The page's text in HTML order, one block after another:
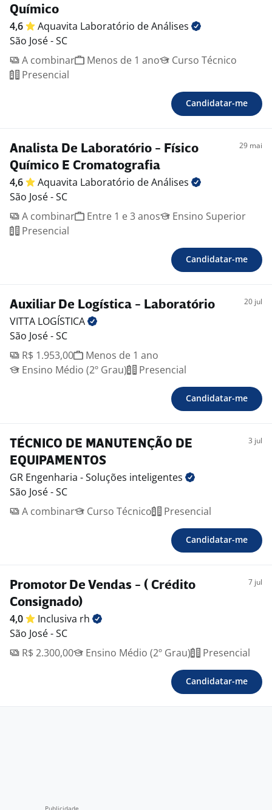
Químico
4,6 Aquavita Laboratório deAnálises
São José - SC
A combinar
Menos de 1 ano
Curso Técnico
Presencial
Candidatar-me
Analista De Laboratório - Físico
Químico E Cromatografia
29 mai
4,6 Aquavita Laboratório deAnálises
São José - SC
A combinar
Entre 1 e 3 anos
Ensino Superior
Presencial
Candidatar-me
Auxiliar De Logística - Laboratório 20 jul
VITTA LOGÍSTICA
São José - SC
R$ 1.953,00
Menos de 1 ano
Ensino Médio (2º Grau)
Presencial
Candidatar-me
TÉCNICO DE MANUTENÇÃO DE
EQUIPAMENTOS
3 jul
GR Engenharia - Soluções inteligentes
São José - SC
A combinar
Curso Técnico Presencial
Candidatar-me
Promotor De Vendas - ( Crédito
Consignado)
7 jul
4,0 Inclusiva rh
São José - SC
R$ 2.300,00
Ensino Médio (2º Grau) Presencial
Candidatar-me